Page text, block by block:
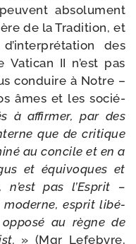
abso­lu­ment
de la Tradition, et
des
II n’est pas
conduire à Notre –
âmes et les socié­
à affir­mer, par des
que de cri­tique
au concile et en a
et équi­voques et
n’est pas l’Esprit –
moderne, esprit libé­
au règne de
» (Mgr Lefebvre,